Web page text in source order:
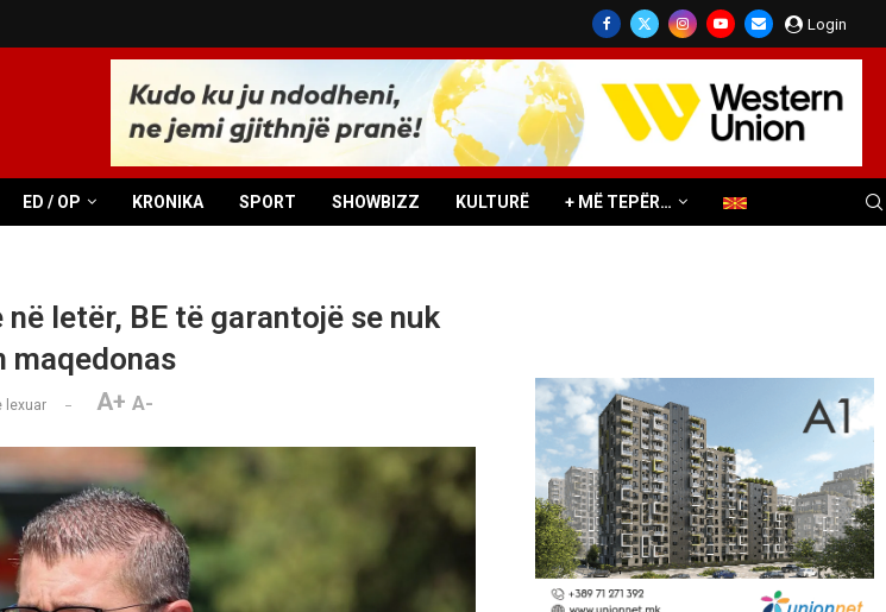
Login
ED / OP KRONIKA SPORT SHOWBIZZ KULTURË + MË TEPËR…
letër, BE të garantojë se nuk
maqedonas
lexuar A+ A-